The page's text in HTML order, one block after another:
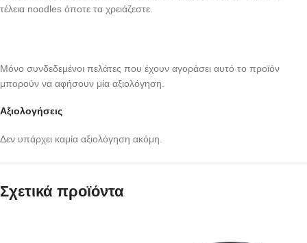
τέλεια noodles όποτε τα χρειάζεστε.
Αξιολογήσεις
Δεν υπάρχει καμία αξιολόγηση ακόμη.
Μόνο συνδεδεμένοι πελάτες που έχουν αγοράσει αυτό το προϊόν
μπορούν να αφήσουν μία αξιολόγηση.
Σχετικά προϊόντα